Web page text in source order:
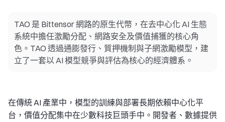
TAO 是 Bittensor 網路的原生代幣，在去中心化 AI 生態
系統中擔任激勵分配、網路安全及價值捕獲的核心角
色。TAO 透過通膨發行、質押機制與子網激勵模型，建
立了一套以 AI 模型競爭與評估為核心的經濟體系。
在傳統 AI 產業中，模型的訓練與部署長期依賴中心化平
台，價值分配集中在少數科技巨頭手中。開發者、數據提供